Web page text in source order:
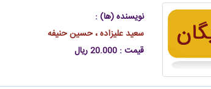
نویسنده (ها) :
سعید علیزاده ، حسین حنیفه
قیمت : 20.000 ریال